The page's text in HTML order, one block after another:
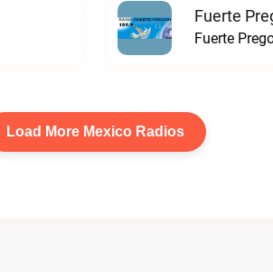
Fuerte
Fuerte
Load More Mexico Radios